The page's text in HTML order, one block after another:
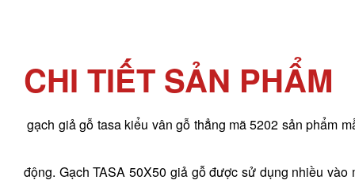
CHI TIẾT SẢN PHẨM
gạch giả gỗ tasa kiểu vân gỗ thẳng mã 5202 sản phẩm
động. Gạch TASA 50X50 giả gỗ được sử dụng nhiều